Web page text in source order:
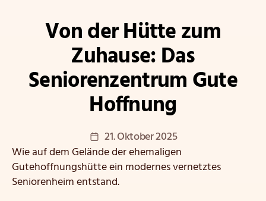
Von der Hütte zum
Zuhause: Das
Seniorenzentrum Gute
Hoffnung
Veröffentlichungsdatum
21. Oktober 2025
Wie auf dem Gelände der ehemaligen
Gutehoffnungshütte ein modernes vernetztes
Seniorenheim entstand.